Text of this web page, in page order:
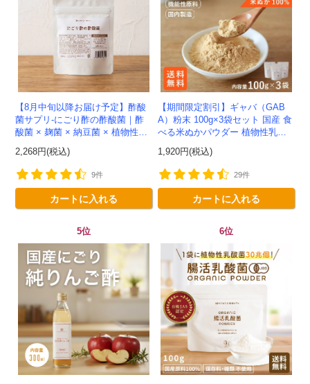
【8月中旬以降お届け予定】酢酸
菌サプリ-にごり酢の酢酸菌｜酢
酸菌 × 麹菌 × 納豆菌 × 植物性乳
酸菌20兆個を一粒に凝縮-かわし
ま屋-モニター追加20...
2,268円(税込)
9件
カートに入れる
【期間限定割引】ギャバ（GAB
A）粉末 100g×3袋セット 国産 食
べる米ぬかパウダー 植物性乳酸
菌発酵 -かわしま屋- 【送料無
料】*メール便での発送...
1,920円(税込)
29件
カートに入れる
5位 6位